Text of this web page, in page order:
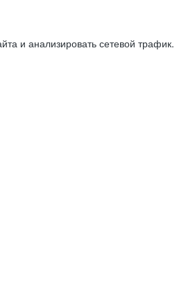
и анализировать сетевой трафик.